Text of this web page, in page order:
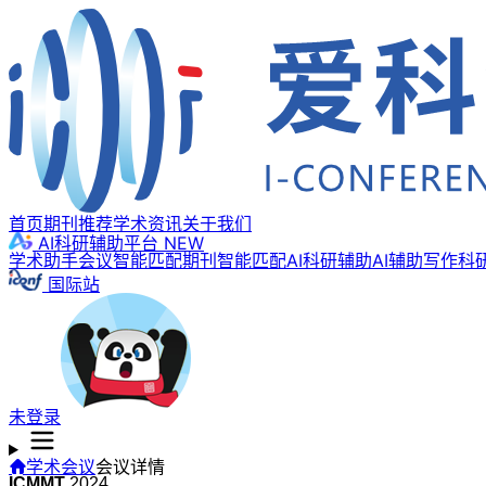
首页期刊推荐学术资讯关于我们
AI科研辅助平台 NEW
学术助手会议智能匹配期刊智能匹配AI科研辅助AI辅助写作科
国际站
未登录
学术会议会议详情